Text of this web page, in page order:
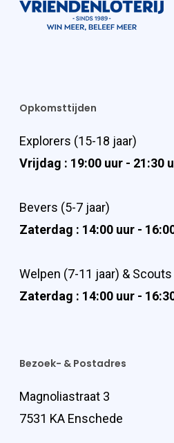
Opkomsttijden
Explorers (15-18 jaar)
Vrijdag : 19:00 uur - 21:30
Bevers (5-7 jaar)
Zaterdag : 14:00 uur -
Welpen (7-11 jaar) &
Zaterdag : 14:00 uur -
Bezoek- & Postadres
Magnoliastraat 3
7531 KA Enschede